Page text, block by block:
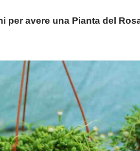
per avere una Pianta del